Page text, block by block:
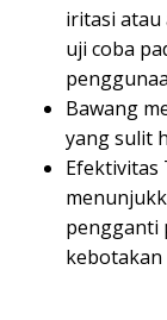
iritasi atau
uji coba
Bawang
yang sulit
Efektivitas
pengganti
kebotakan